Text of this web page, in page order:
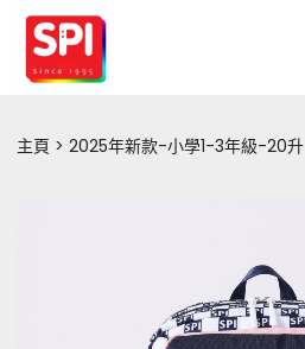
主頁 2025年新款-小學1-3年級-20升